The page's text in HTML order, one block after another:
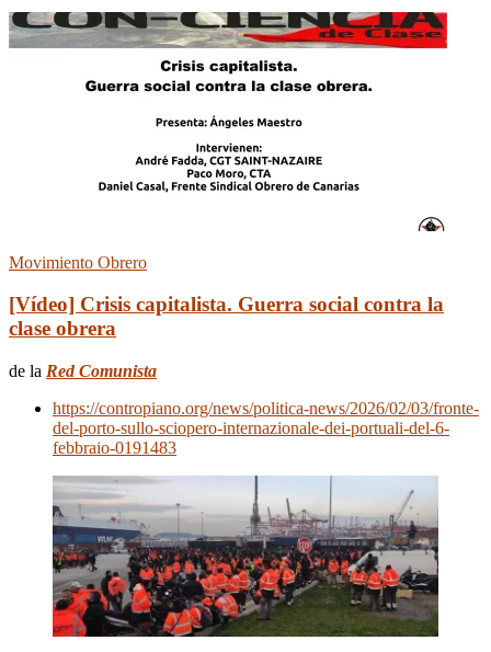
Movimiento Obrero
[Vídeo] Crisis capitalista. Guerra social contra la
clase obrera
de la Red Comunista
https://contropiano.org/news/politica-news/2026/02/03/fronte-
del-porto-sullo-sciopero-internazionale-dei-portuali-del-6-
febbraio-0191483